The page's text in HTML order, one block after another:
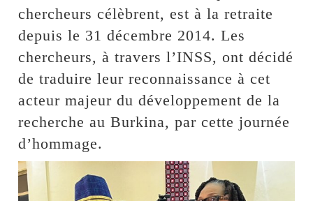
chercheurs célèbrent, est à la retraite
depuis le 31 décembre 2014. Les
chercheurs, à travers l’INSS, ont décidé
de traduire leur reconnaissance à cet
acteur majeur du développement de la
recherche au Burkina, par cette journée
d’hommage.